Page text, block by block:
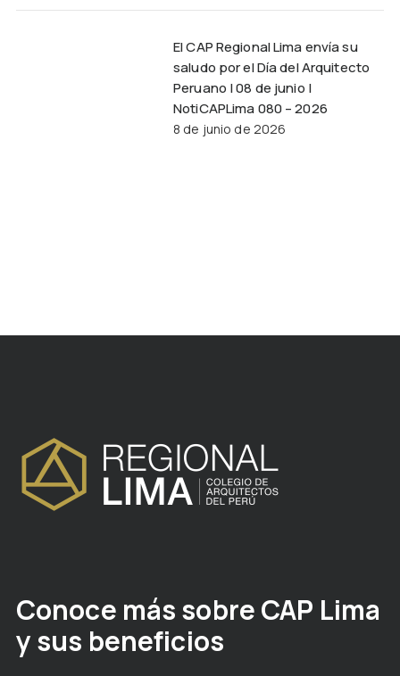
El CAP Regional Lima envía su
saludo por el Día del Arquitecto
Peruano | 08 de junio |
NotiCAPLima 080 – 2026
8 de junio de 2026
Conoce más sobre CAP Lima
y sus beneficios